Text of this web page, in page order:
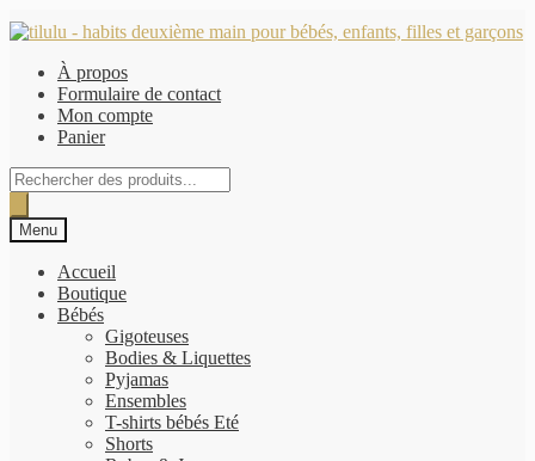
Aller
navigation
Aller
contenuÀ propos
Formulaire de contact
Mon compte
Panier
Recherche
de
produits
Menu
Accueil
Boutique
Bébés
Gigoteuses
Bodies & Liquettes
Pyjamas
Ensembles
T-shirts bébés Eté
Shorts